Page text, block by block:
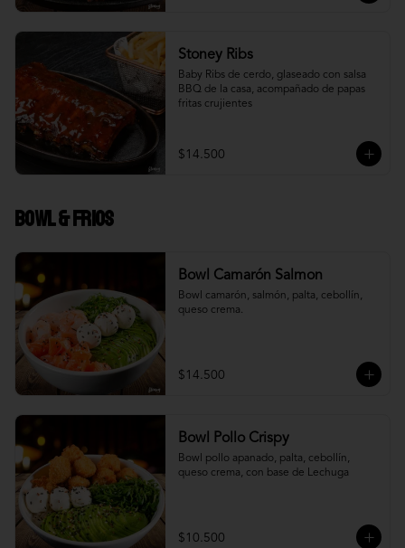
Stoney Ribs
Baby Ribs de cerdo, glaseado con salsa
BBQ de la casa, acompañado de papas
fritas crujientes
$14.500
Bowl & frios
Bowl Camarón Salmon
Bowl camarón, salmón, palta, cebollín,
queso crema.
$14.500
Bowl Pollo Crispy
Bowl pollo apanado, palta, cebollín,
queso crema, con base de Lechuga
$10.500